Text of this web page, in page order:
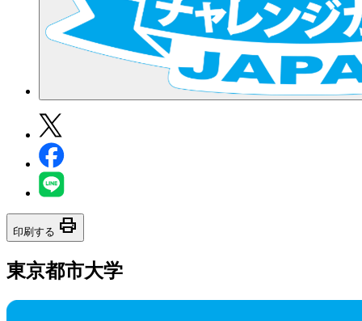
印刷する print
東京都市大学